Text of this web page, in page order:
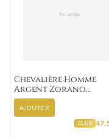
Chevalière Homme
Argent Zorano
Zirconium
AJOUTER
CLUB